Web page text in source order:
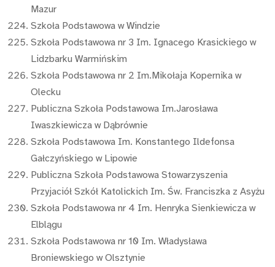
Mazur
Szkoła Podstawowa w Windzie
Szkoła Podstawowa nr 3 Im. Ignacego Krasickiego w
Lidzbarku Warmińskim
Szkoła Podstawowa nr 2 Im.Mikołaja Kopernika w
Olecku
Publiczna Szkoła Podstawowa Im.Jarosława
Iwaszkiewicza w Dąbrównie
Szkoła Podstawowa Im. Konstantego Ildefonsa
Gałczyńskiego w Lipowie
Publiczna Szkoła Podstawowa Stowarzyszenia
Przyjaciół Szkół Katolickich Im. Św. Franciszka z Asyżu
Szkoła Podstawowa nr 4 Im. Henryka Sienkiewicza w
Elblągu
Szkoła Podstawowa nr 10 Im. Władysława
Broniewskiego w Olsztynie